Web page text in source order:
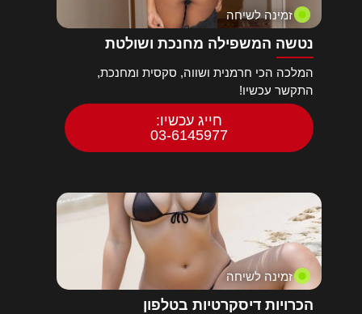
זמינה לשיחה
נטשה המשפילה מחנכת ושולטת
המלכה הכי חרמנית ושווה, סקסית ומחנכת,
התקשר עכשיו!
חייג עכשיו:
03-6145977
זמינה לשיחה
הכרויות דיסקרטיות בטלפון